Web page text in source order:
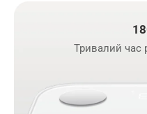
Тривалий час